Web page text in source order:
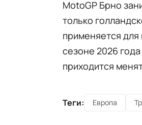
MotoGP Брно
только
применяется
сезоне 2026
приходится
Теги: Европа